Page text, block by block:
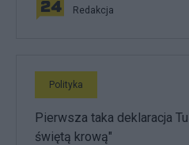
Redakcja
Polityka
Pierwsza taka deklaracja
świętą krową"